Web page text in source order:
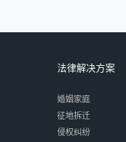
法律解决方案
婚姻家庭
征地拆迁
侵权纠纷